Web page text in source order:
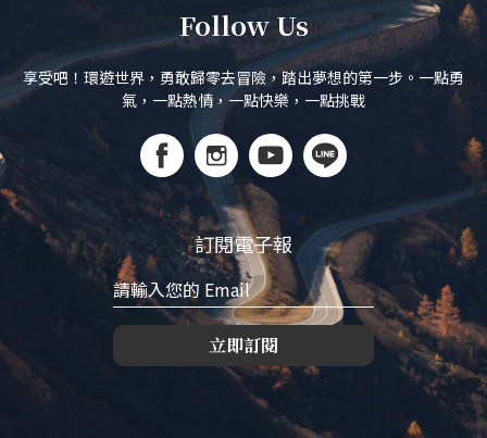
Follow Us
享受吧！環遊世界，勇敢歸零去冒險，踏出夢想的第一步。一點勇
氣，一點熱情，一點快樂，一點挑戰
訂閱電子報
立即訂閱